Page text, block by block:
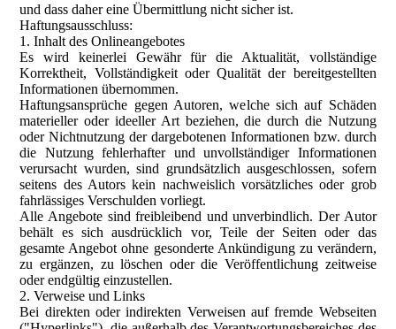
und dass daher eine Übermittlung nicht sicher ist.
Haftungsausschluss:
1. Inhalt des Onlineangebotes
Es wird keinerlei Gewähr für die Aktualität, vollständige
Korrektheit, Vollständigkeit oder Qualität der bereitgestellten
Informationen übernommen.
Haftungsansprüche gegen Autoren, welche sich auf Schäden
materieller oder ideeller Art beziehen, die durch die Nutzung
oder Nichtnutzung der dargebotenen Informationen bzw. durch
die Nutzung fehlerhafter und unvollständiger Informationen
verursacht wurden, sind grundsätzlich ausgeschlossen, sofern
seitens des Autors kein nachweislich vorsätzliches oder grob
fahrlässiges Verschulden vorliegt.
Alle Angebote sind freibleibend und unverbindlich. Der Autor
behält es sich ausdrücklich vor, Teile der Seiten oder das
gesamte Angebot ohne gesonderte Ankündigung zu verändern,
zu ergänzen, zu löschen oder die Veröffentlichung zeitweise
oder endgültig einzustellen.
2. Verweise und Links
Bei direkten oder indirekten Verweisen auf fremde Webseiten